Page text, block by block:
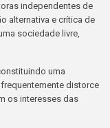
independentes de
alternativa e crítica de
sociedade livre,
uma
distorce
os interesses das